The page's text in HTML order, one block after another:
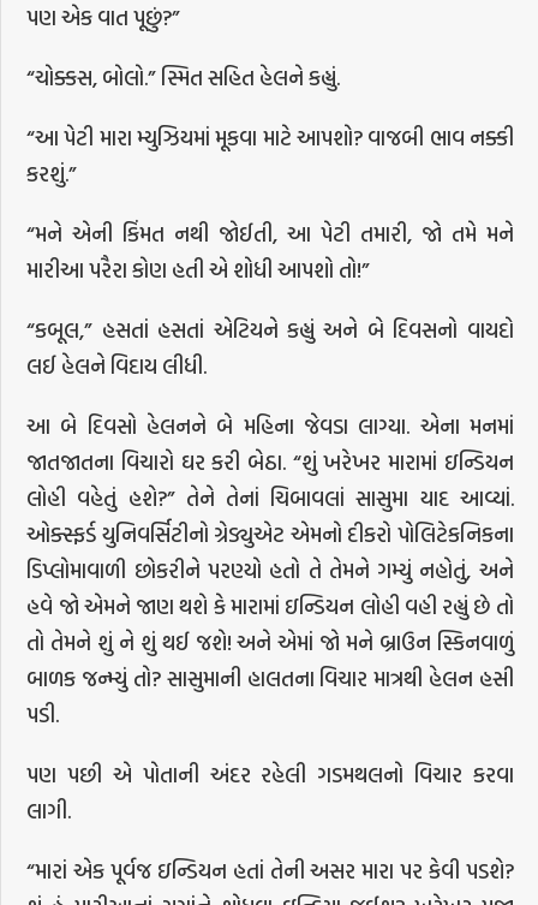
પણ એક વાત પૂછું?”
“ચોક્કસ, બોલો.” સ્મિત સહિત હેલને કહ્યું.
“આ પેટી મારા મ્યુઝિયમાં મૂકવા માટે આપશો? વાજબી ભાવ નક્કી
કરશું.”
“મને એની કિંમત નથી જોઈતી, આ પેટી તમારી, જો તમે મને
મારીઆ પરૈરા કોણ હતી એ શોધી આપશો તો!”
“કબૂલ,” હસતાં હસતાં એટિયને કહ્યું અને બે દિવસનો વાયદો
લઈ હેલને વિદાય લીધી.
આ બે દિવસો હેલનને બે મહિના જેવડા લાગ્યા. એના મનમાં
જાતજાતના વિચારો ઘર કરી બેઠા. “શું ખરેખર મારામાં ઇન્ડિયન
લોહી વહેતું હશે?” તેને તેનાં ચિબાવલાં સાસુમા યાદ આવ્યાં.
ઓક્સ્ફર્ડ યુનિવર્સિટીનો ગ્રેડ્યુએટ એમનો દીકરો પોલિટેકનિકના
ડિપ્લોમાવાળી છોકરીને પરણ્યો હતો તે તેમને ગમ્યું નહોતું, અને
હવે જો એમને જાણ થશે કે મારામાં ઇન્ડિયન લોહી વહી રહ્યું છે તો
તો તેમને શું ને શું થઈ જશે! અને એમાં જો મને બ્રાઉન સ્કિનવાળું
બાળક જન્મ્યું તો? સાસુમાની હાલતના વિચાર માત્રથી હેલન હસી
પડી.
પણ પછી એ પોતાની અંદર રહેલી ગડમથલનો વિચાર કરવા
લાગી.
“મારાં એક પૂર્વજ ઇન્ડિયન હતાં તેની અસર મારા પર કેવી પડશે?